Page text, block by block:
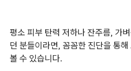
평소 피부 탄력 저하나 잔주름, 가
던 분들이라면, 꼼꼼한 진단을 통
볼 수 있습니다.